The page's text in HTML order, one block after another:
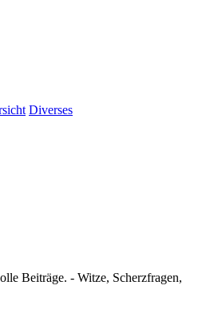
Diverses
Beiträge. - Witze, Scherzfragen,